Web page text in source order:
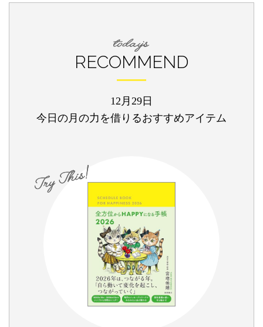
RECOMMEND
12月29日
今日の月の力を借りるおすすめアイテム